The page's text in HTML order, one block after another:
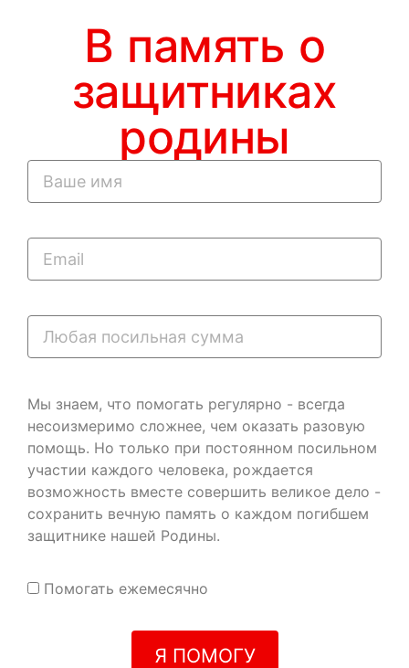
В память о
защитниках
родины
Мы знаем, что помогать регулярно - всегда
несоизмеримо сложнее, чем оказать разовую
помощь. Но только при постоянном посильном
участии каждого человека, рождается
возможность вместе совершить великое дело -
сохранить вечную память о каждом погибшем
защитнике нашей Родины.
Помогать ежемесячно
Я ПОМОГУ